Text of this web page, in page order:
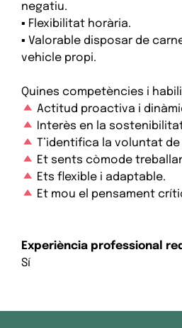
negatiu.
▪ Flexibilitat horària.
▪ Valorable disposar de
vehicle propi.
Quines competències i
Actitud proactiva i
Interès en la
T’identifica la voluntat
Et sents còmode
Ets flexible i adaptable.
Et mou el pensament
Experiència professional
Sí